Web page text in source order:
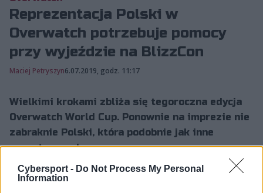
Cybersport - Do Not Process My Personal
Information
Reprezentacja Polski w
Overwatch potrzebuje pomocy
przy wyjeździe na BlizzCon
Maciej Petryszyn6.07.2019, godz. 11:17
Wielkimi krokami zbliża się tegoroczna edycja
Overwatch World Cup. Ponownie na imprezie nie
zabraknie Polski, która podobnie jak inne
zespoły narodowe...